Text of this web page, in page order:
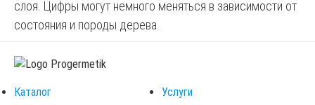
слоя. Цифры могут немного меняться в зависимости от
состояния и породы дерева.
Каталог Услуги